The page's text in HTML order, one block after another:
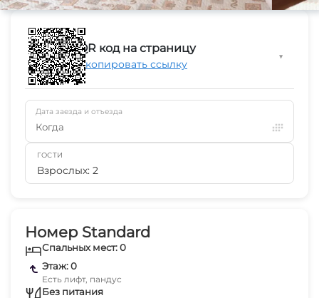
Номер Standard
Спальных мест: 0
Этаж: 0
Есть лифт, пандус
Без питания
QR код на страницу
Скопировать ссылку
▼
Дата заезда и отъезда
Когда
ГОСТИ
Взрослых: 2